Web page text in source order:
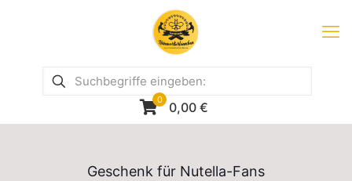
0 0,00 €
Geschenk für Nutella-Fans